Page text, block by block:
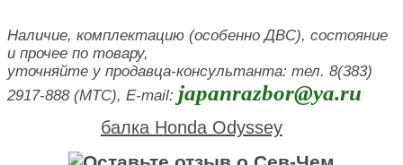
Наличие, комплектацию (особенно ДВС), состояние
и прочее по товару,
уточняйте у продавца-консультанта: тел. 8(383)
2917-888 (МТС), E-mail: japanrazbor@ya.ru
балка Honda Odyssey